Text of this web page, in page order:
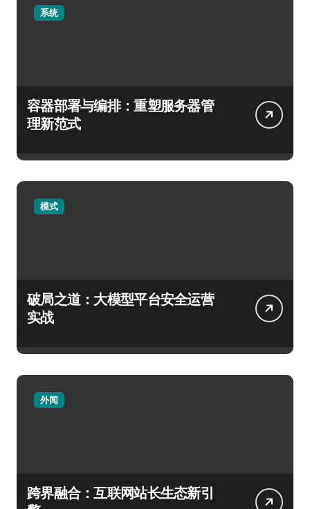
系统
容器部署与编排：重塑服务器管
理新范式
模式
破局之道：大模型平台安全运营
实战
外闻
跨界融合：互联网站长生态新引